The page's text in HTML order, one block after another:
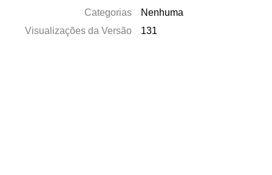
Categorias
Nenhuma
Visualizações da Versão
131